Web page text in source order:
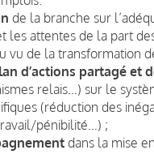
de la branche sur
les attentes de la part
vu de la transformation
d’actions partagé et
relais…) sur le
(réduction des
pénibilité…) ;
dans la mise